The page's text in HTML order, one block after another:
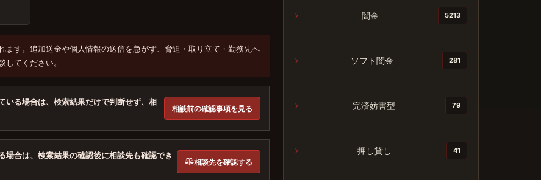
す。追加送金や個人情報の送信を急がず、脅迫・取り立て・勤務先へ
てください。
いる場合は、検索結果だけで判断せず、相
相談前の確認事項を見る
合は、検索結果の確認後に相談先も確認でき
相談先を確認する
闇金 5213
ソフト闇金 281
完済妨害型 79
押し貸し 41